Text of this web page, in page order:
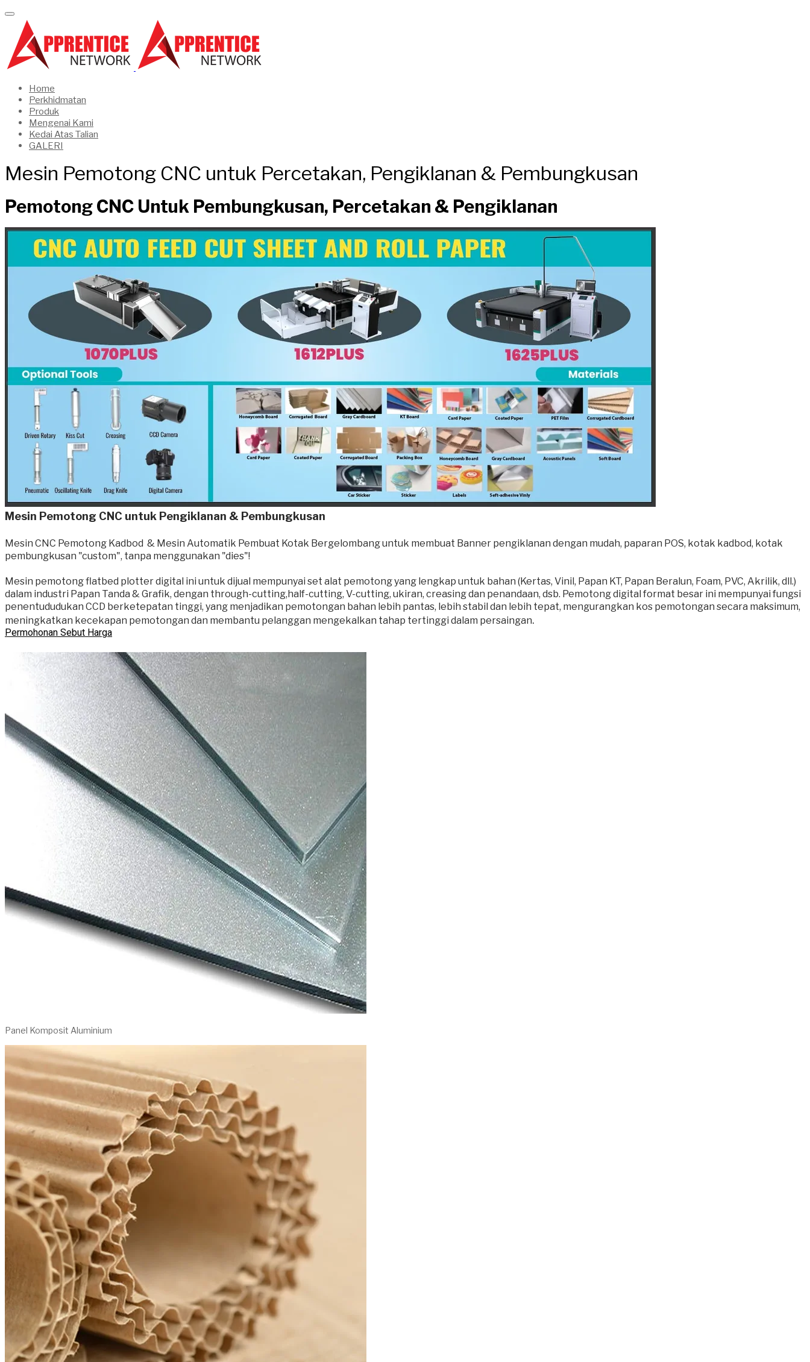
Home
Perkhidmatan
Produk
Mengenai Kami
Kedai Atas Talian
GALERI
Mesin Pemotong CNC untuk Percetakan, Pengiklanan & Pembungkusan
Pemotong CNC Untuk Pembungkusan, Percetakan & Pengiklanan
Mesin Pemotong CNC untuk Pengiklanan & Pembungkusan
Mesin CNC Pemotong Kadbod & Mesin Automatik Pembuat Kotak Bergelombang untuk membuat Banner pengiklanan dengan mudah, paparan POS, kotak kadbod, kotak
pembungkusan "custom", tanpa menggunakan "dies"!
Mesin pemotong flatbed plotter digital ini untuk dijual mempunyai set alat pemotong yang lengkap untuk bahan (Kertas, Vinil, Papan KT, Papan Beralun, Foam, PVC, Akrilik, dll.)
dalam industri Papan Tanda & Grafik, dengan through-cutting,half-cutting, V-cutting, ukiran, creasing dan penandaan, dsb. Pemotong digital format besar ini mempunyai fungsi
penentududukan CCD berketepatan tinggi, yang menjadikan pemotongan bahan lebih pantas, lebih stabil dan lebih tepat, mengurangkan kos pemotongan secara maksimum,
meningkatkan kecekapan pemotongan dan membantu pelanggan mengekalkan tahap tertinggi dalam persaingan.
Permohonan Sebut Harga
Panel Komposit Aluminium